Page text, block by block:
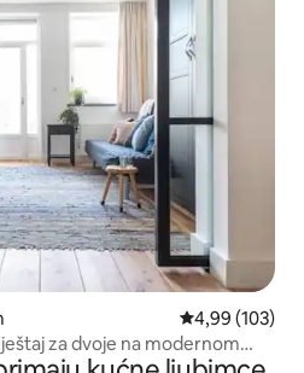
s oznakom „Odabrali gosti”
Prosječna
4,99 (103)
za dvoje na modernom